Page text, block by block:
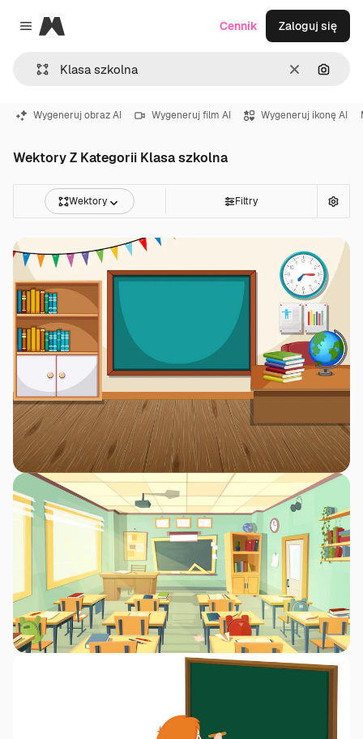
Close menu
Magnific
WyczyśćSzukaj
Cennik Zaloguj się
Wygeneruj obraz AI Wygeneruj film AI Wygeneruj ikonę AI
Wektory Z Kategorii Klasa szkolna
Wektory Filtry